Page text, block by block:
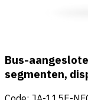
Bus-
segmenten,